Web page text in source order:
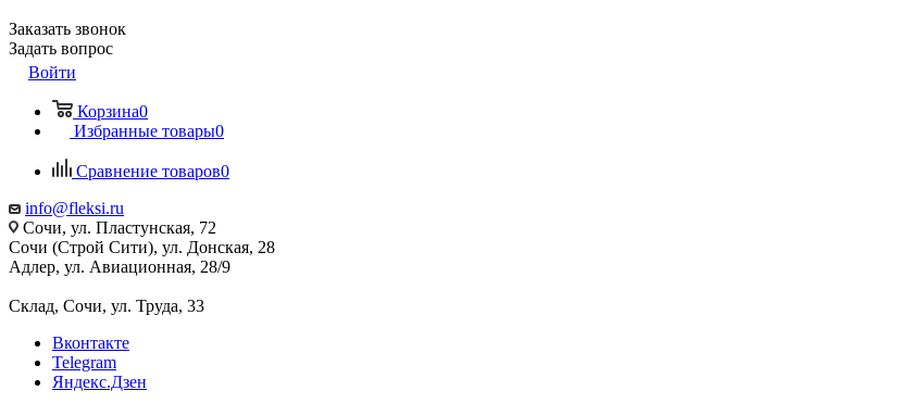
Заказать звонок
Задать вопрос
Войти
Корзина0
Избранные товары0
Сравнение товаров0
info@fleksi.ru
Сочи, ул. Пластунская, 72
Сочи (Строй Сити), ул. Донская, 28
Адлер, ул. Авиационная, 28/9
Склад, Сочи, ул. Труда, 33
Вконтакте
Telegram
Яндекс.Дзен